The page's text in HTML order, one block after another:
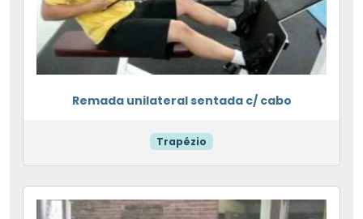
Remada unilateral sentada c/ cabo
Trapézio